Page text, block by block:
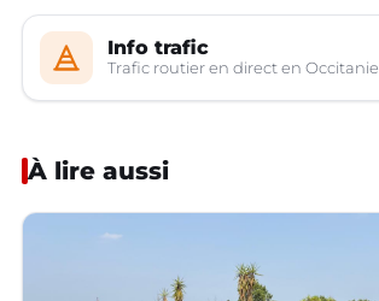
Info trafic
Trafic routier en direct en Occitanie
À lire aussi